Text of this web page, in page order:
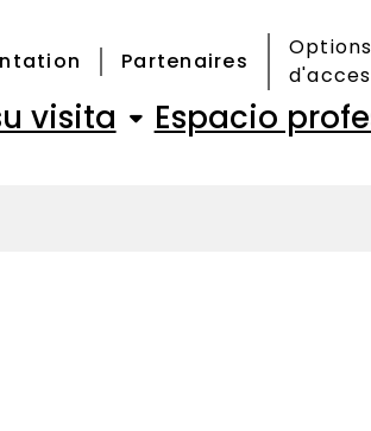
Partenaires
Options
visita Espacio